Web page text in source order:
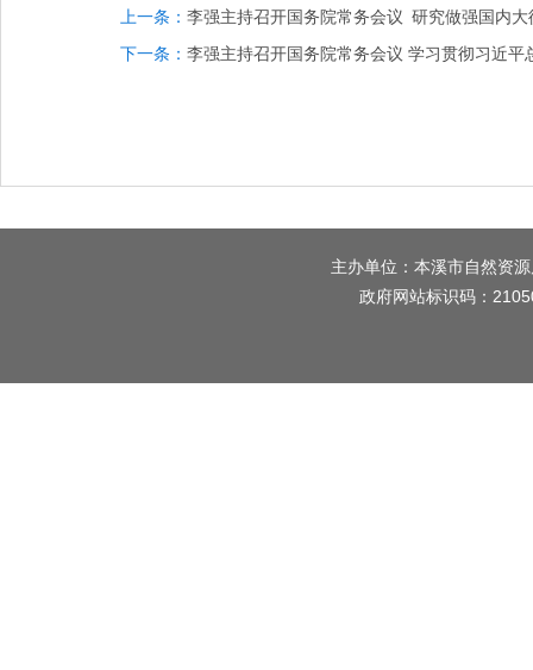
上一条： 李强主持召开国务院常务会议 研究做强国内
下一条： 李强主持召开国务院常务会议 学习贯彻习近
主办单位：本溪市自然资
政府网站标识码：